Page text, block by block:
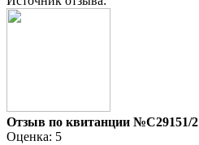
Отзыв по квитанции №C29151/2
Оценка: 5